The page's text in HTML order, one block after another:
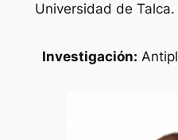
Universidad de Talca.
Investigación: